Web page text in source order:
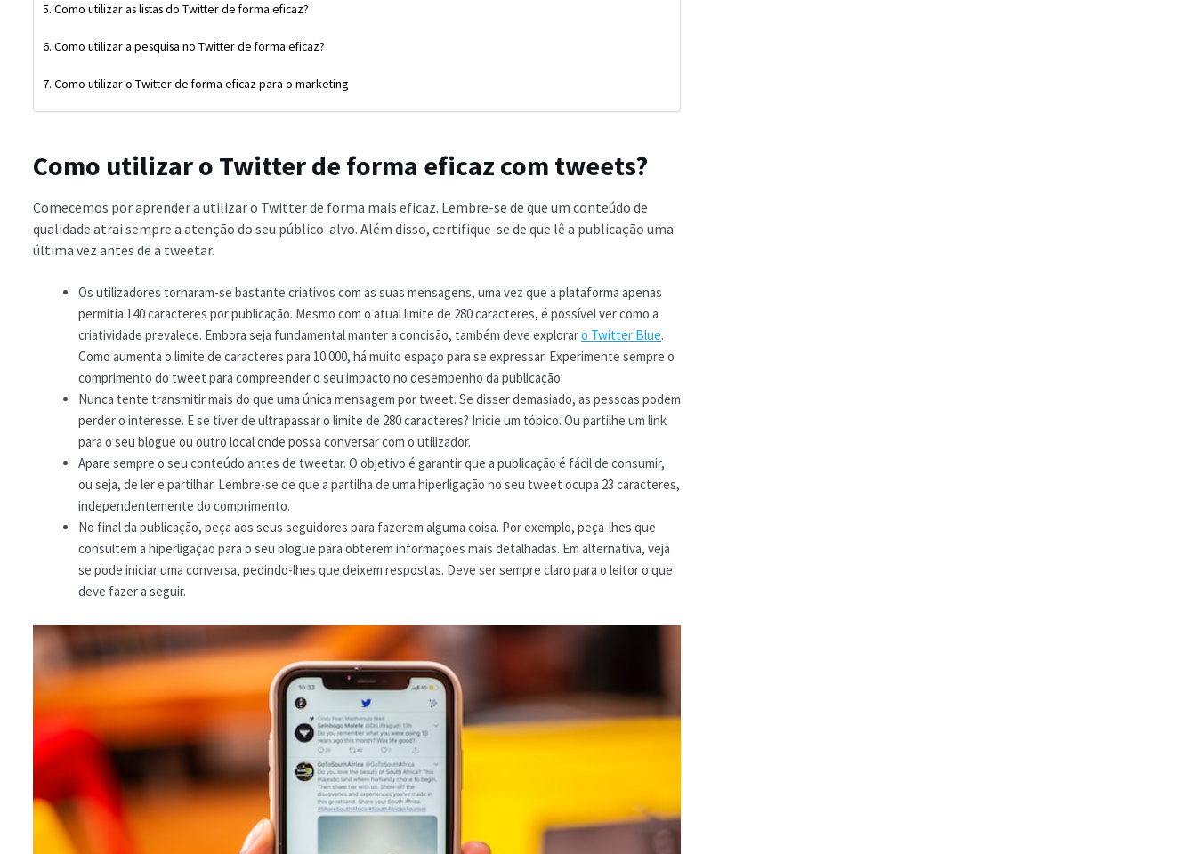
Como utilizar as listas do Twitter de forma eficaz?
Como utilizar a pesquisa no Twitter de forma eficaz?
Como utilizar o Twitter de forma eficaz para o marketing
Como utilizar o Twitter de forma eficaz com tweets?
Comecemos por aprender a utilizar o Twitter de forma mais eficaz. Lembre-se de que um conteúdo de
qualidade atrai sempre a atenção do seu público-alvo. Além disso, certifique-se de que lê a publicação uma
última vez antes de a tweetar.
Os utilizadores tornaram-se bastante criativos com as suas mensagens, uma vez que a plataforma apenas
permitia 140 caracteres por publicação. Mesmo com o atual limite de 280 caracteres, é possível ver como a
criatividade prevalece. Embora seja fundamental manter a concisão, também deve exploraro Twitter Blue.
Como aumenta o limite de caracteres para 10.000, há muito espaço para se expressar. Experimente sempre o
comprimento do tweet para compreender o seu impacto no desempenho da publicação.
Nunca tente transmitir mais do que uma única mensagem por tweet. Se disser demasiado, as pessoas podem
perder o interesse. E se tiver de ultrapassar o limite de 280 caracteres? Inicie um tópico. Ou partilhe um link
para o seu blogue ou outro local onde possa conversar com o utilizador.
Apare sempre o seu conteúdo antes de tweetar. O objetivo é garantir que a publicação é fácil de consumir,
ou seja, de ler e partilhar. Lembre-se de que a partilha de uma hiperligação no seu tweet ocupa 23 caracteres,
independentemente do comprimento.
No final da publicação, peça aos seus seguidores para fazerem alguma coisa. Por exemplo, peça-lhes que
consultem a hiperligação para o seu blogue para obterem informações mais detalhadas. Em alternativa, veja
se pode iniciar uma conversa, pedindo-lhes que deixem respostas. Deve ser sempre claro para o leitor o que
deve fazer a seguir.